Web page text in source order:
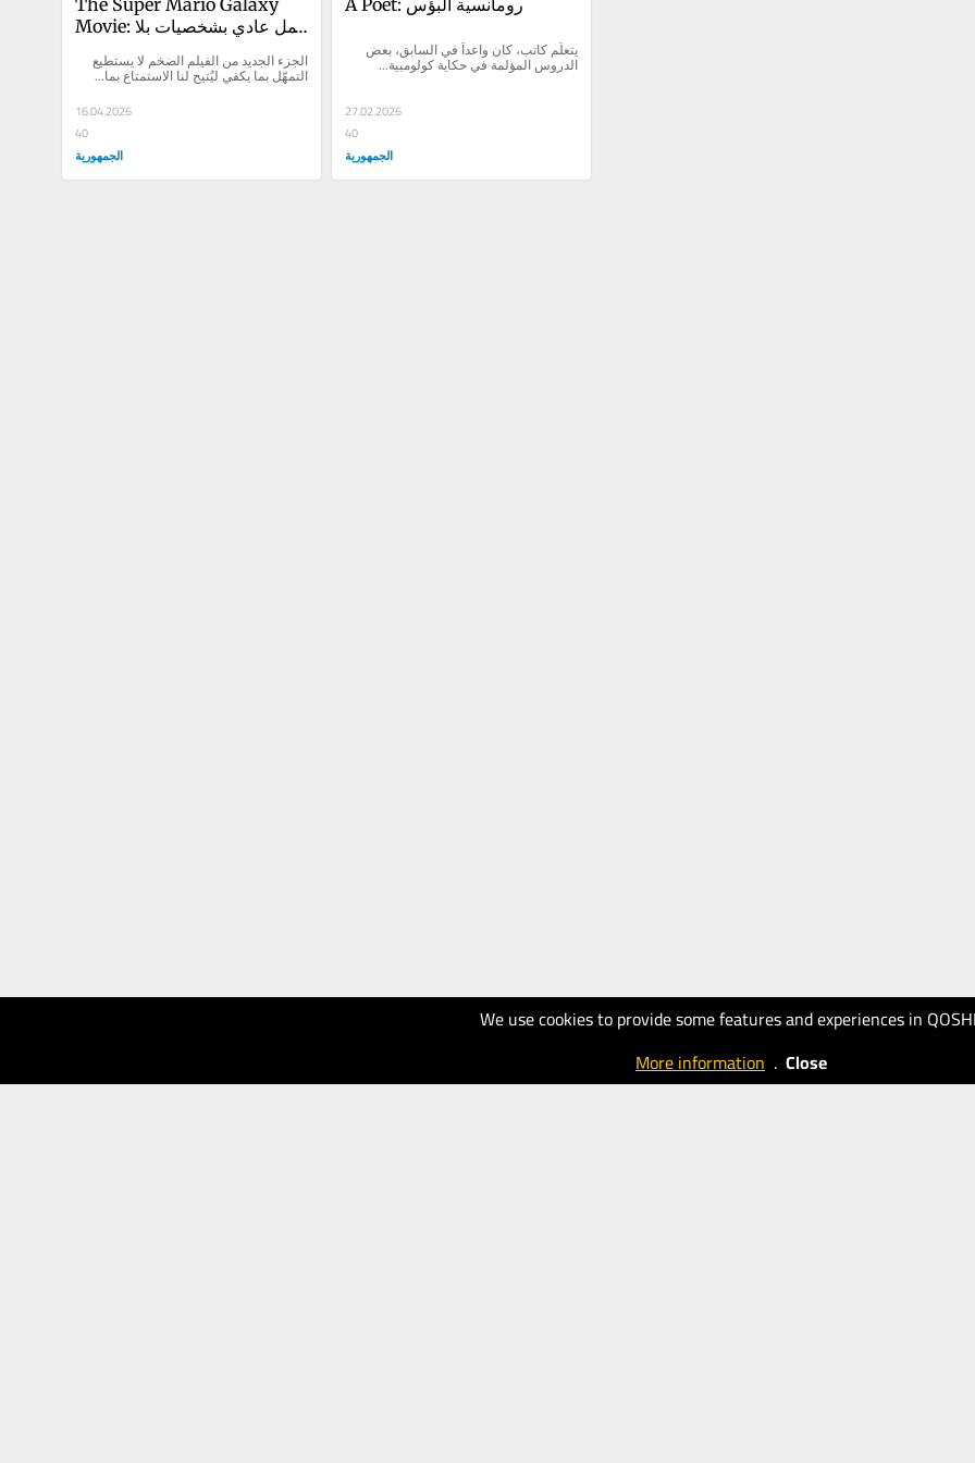
We use cookies to provide some features and experiences in
More information . Close
Movie: عمل عادي بشخصيات بلا
الجزء الجديد من الفيلم الضخم لا يستطيع
التمهّل بما يكفي ليُتيح لنا الاستمتاع بما...
16.04.2026
40
الجمهورية
يتعلّم كاتب، كان واعداً في السابق، بعض
الدروس المؤلمة في حكاية كولومبية...
27.02.2026
40
الجمهورية